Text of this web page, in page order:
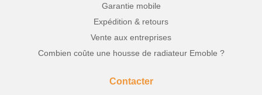
Garantie mobile
Expédition & retours
Vente aux entreprises
Combien coûte une housse de radiateur Emoble ?
Contacter